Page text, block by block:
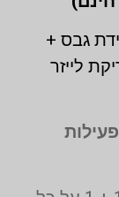
גבס +
לייזר